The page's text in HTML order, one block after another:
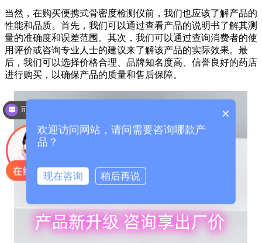
当然，在购买便携式骨密度检测仪前，我们也应该了解产品的
性能和品质。首先，我们可以通过查看产品的说明书了解其测
量的准确度和误差范围。其次，我们可以通过查询消费者的使
用评价或咨询专业人士的建议来了解该产品的实际效果。最
后，我们可以选择价格合理、品牌知名度高、信誉良好的药店
进行购买，以确保产品的质量和售后保障。
×
欢迎访问网站，请问需要咨询哪款产
品？
现在咨询 稍后再说